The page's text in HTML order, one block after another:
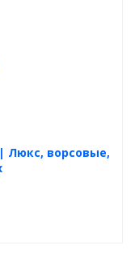
Люкс, ворсовые,